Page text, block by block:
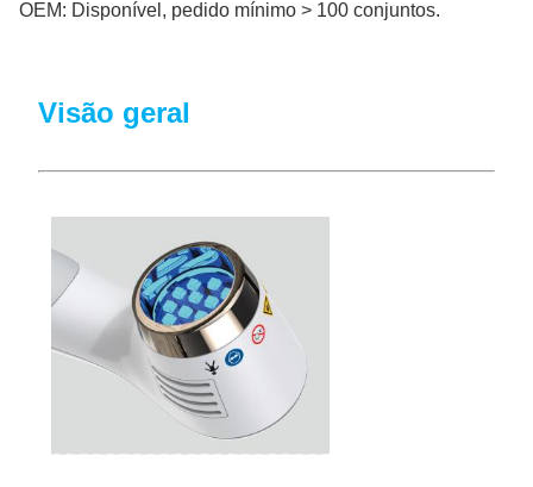
OEM: Disponível, pedido mínimo > 100 conjuntos.
Visão geral